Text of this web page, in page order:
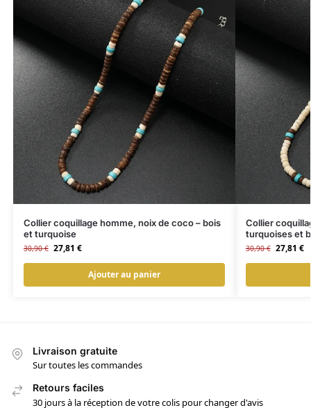
Collier coquillage homme, noix de coco – bois
et turquoise
30,90€ 27,81 €
Ajouter au panier
Collier
turquoises et
30,90€ 27,81 €
Livraison gratuite
Sur toutes les commandes
Retours faciles
30 jours à la réception de votre colis pour changer d'avis